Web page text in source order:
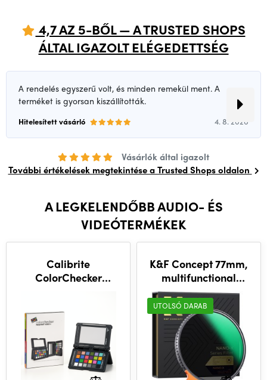
4,7 AZ 5-BŐL — A TRUSTED SHOPS
ÁLTAL IGAZOLT ELÉGEDETTSÉG
A rendelés egyszerű volt, és minden remekül ment. A
terméket is gyorsan kiszállították.
Hitelesített vásárló 4. 8. 2026
Vásárlók által igazolt
További értékelések megtekintése a Trusted Shops oldalon
A LEGKELENDŐBB AUDIO- ÉS
VIDEÓTERMÉKEK
Calibrite
ColorChecker
K&F Concept 77mm,
multifunctional
adjustable black
mist1/4&ND2~32,
HD
UTOLSÓ DARAB